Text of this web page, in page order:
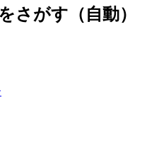
さがす（自動）